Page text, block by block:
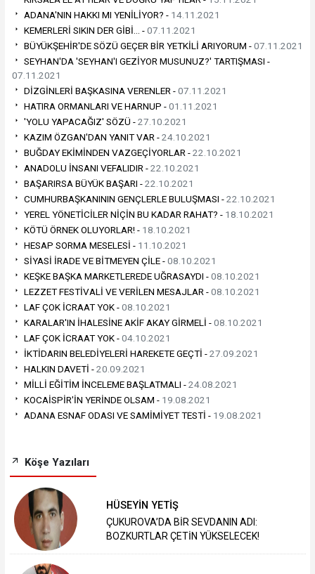
ADANA'NIN HAKKI MI YENİLİYOR? - 14.11.2021
KEMERLERİ SIKIN DER GİBİ… -07.11.2021
BÜYÜKŞEHİR'DE SÖZÜ GEÇER BİR YETKİLİ ARIYORUM -07.11.2021
SEYHAN'DA 'SEYHAN'I GEZİYOR MUSUNUZ?' TARTIŞMASI -
07.11.2021
DİZGİNLERİ BAŞKASINA VERENLER -07.11.2021
HATIRA ORMANLARI VE HARNUP -01.11.2021
'YOLU YAPACAĞIZ' SÖZÜ -27.10.2021
KAZIM ÖZGAN'DAN YANIT VAR -24.10.2021
BUĞDAY EKİMİNDEN VAZGEÇİYORLAR -22.10.2021
ANADOLU İNSANI VEFALIDIR -22.10.2021
BAŞARIRSA BÜYÜK BAŞARI -22.10.2021
CUMHURBAŞKANININ GENÇLERLE BULUŞMASI -22.10.2021
YEREL YÖNETİCİLER NİÇİN BU KADAR RAHAT? - 18.10.2021
KÖTÜ ÖRNEK OLUYORLAR! - 18.10.2021
HESAP SORMA MESELESİ - 11.10.2021
SİYASİ İRADE VE BİTMEYEN ÇİLE -08.10.2021
KEŞKE BAŞKA MARKETLEREDE UĞRASAYDI -08.10.2021
LEZZET FESTİVALİ VE VERİLEN MESAJLAR -08.10.2021
LAF ÇOK İCRAAT YOK -08.10.2021
KARALAR'IN İHALESİNE AKİF AKAY GİRMELİ -08.10.2021
LAF ÇOK İCRAAT YOK -04.10.2021
İKTİDARIN BELEDİYELERİ HAREKETE GEÇTİ -27.09.2021
HALKIN DAVETİ -20.09.2021
MİLLİ EĞİTİM İNCELEME BAŞLATMALI -24.08.2021
KOCAİSPİR'İN YERİNDE OLSAM - 19.08.2021
ADANA ESNAF ODASI VE SAMİMİYET TESTİ - 19.08.2021
Köşe Yazıları
HÜSEYİN YETİŞ
ÇUKUROVA’DA BİR SEVDANIN ADI:
BOZKURTLAR ÇETİN YÜKSELECEK!